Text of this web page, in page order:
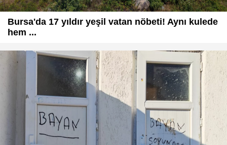
Bursa'da 17 yıldır yeşil vatan nöbeti! Aynı kulede
hem ...